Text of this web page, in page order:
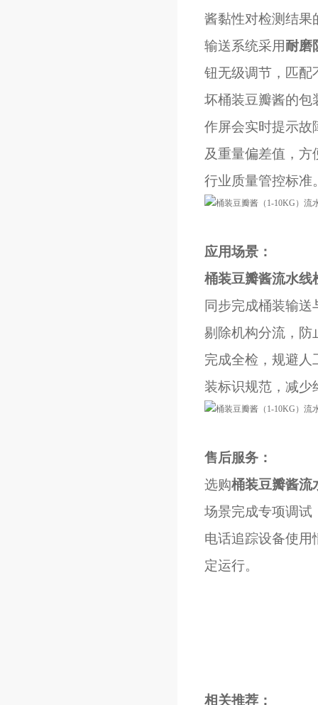
酱黏性对检测结果
输送系统采用耐磨
钮无级调节，匹配
坏桶装豆瓣酱的包
作屏会实时提示故
及重量偏差值，
行业质量管控标准
应用场景：
桶装豆瓣酱流水线
同步完成桶装输
剔除机构分流，防
完成全检，规避人
装标识规范，减少
售后服务：
选购桶装豆瓣酱流
场景完成专项调试
电话追踪设备使用
定运行。
相关推荐：